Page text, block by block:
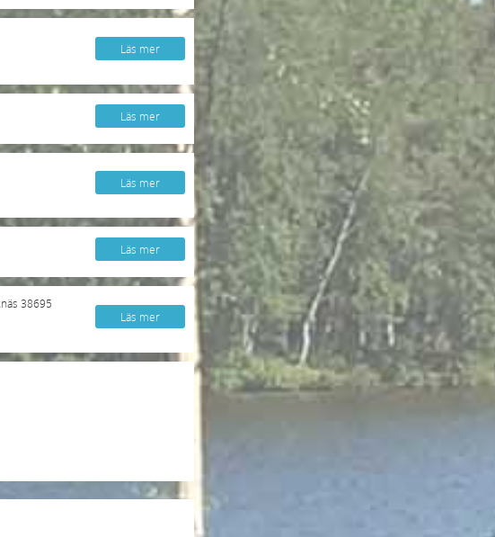
Läs mer
Läs mer
Läs mer
Läs mer
38695
Läs mer